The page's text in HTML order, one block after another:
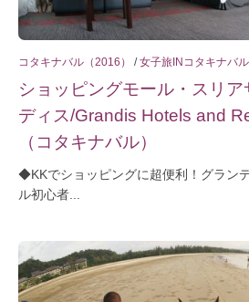
コタキナバル（2016） /女子旅INコタキナバル
ショッピングモール・スリ
ディス/Grandis Hotels and
（コタキナバル）
◆KKでショッピングに超便利！グラン
ル初心者...